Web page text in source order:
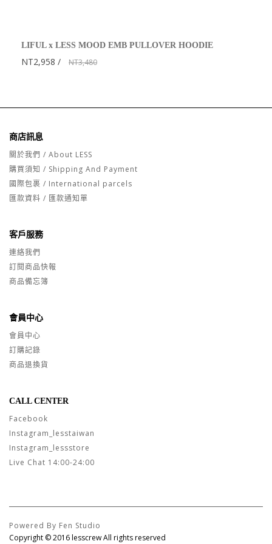
LIFUL x LESS MOOD EMB PULLOVER HOODIE
NT2,958 NT3,480
商店訊息
關於我們 / About LESS
購買須知 / Shipping And Payment
國際包裹 / International parcels
匯款資料 / 匯款通知單
客戶服務
連絡我們
訂閱商品快報
商品備忘簿
會員中心
會員中心
訂購記錄
商品退換貨
CALL CENTER
Facebook
Instagram_lesstaiwan
Instagram_lessstore
Live Chat 14:00-24:00
Powered By Fen Studio
Copyright © 2016 lesscrew All rights reserved